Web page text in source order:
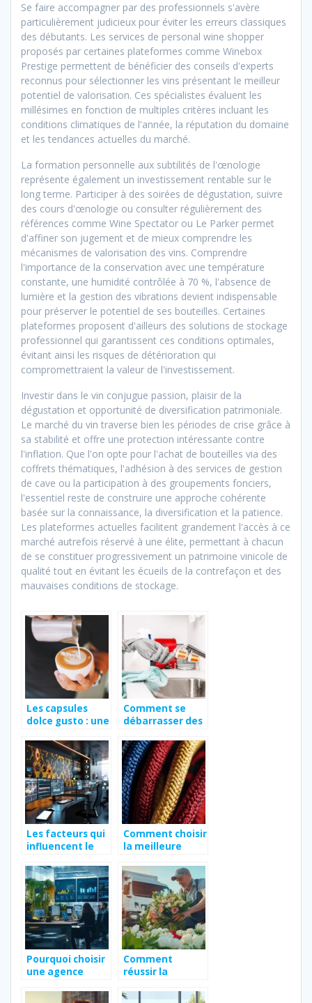
Se faire accompagner par des professionnels s'avère
particulièrement judicieux pour éviter les erreurs classiques
des débutants. Les services de personal wine shopper
proposés par certaines plateformes comme Winebox
Prestige permettent de bénéficier des conseils d'experts
reconnus pour sélectionner les vins présentant le meilleur
potentiel de valorisation. Ces spécialistes évaluent les
millésimes en fonction de multiples critères incluant les
conditions climatiques de l'année, la réputation du domaine
et les tendances actuelles du marché.
La formation personnelle aux subtilités de l'œnologie
représente également un investissement rentable sur le
long terme. Participer à des soirées de dégustation, suivre
des cours d'œnologie ou consulter régulièrement des
références comme Wine Spectator ou Le Parker permet
d'affiner son jugement et de mieux comprendre les
mécanismes de valorisation des vins. Comprendre
l'importance de la conservation avec une température
constante, une humidité contrôlée à 70 %, l'absence de
lumière et la gestion des vibrations devient indispensable
pour préserver le potentiel de ses bouteilles. Certaines
plateformes proposent d'ailleurs des solutions de stockage
professionnel qui garantissent ces conditions optimales,
évitant ainsi les risques de détérioration qui
compromettraient la valeur de l'investissement.
Investir dans le vin conjugue passion, plaisir de la
dégustation et opportunité de diversification patrimoniale.
Le marché du vin traverse bien les périodes de crise grâce à
sa stabilité et offre une protection intéressante contre
l'inflation. Que l'on opte pour l'achat de bouteilles via des
coffrets thématiques, l'adhésion à des services de gestion
de cave ou la participation à des groupements fonciers,
l'essentiel reste de construire une approche cohérente
basée sur la connaissance, la diversification et la patience.
Les plateformes actuelles facilitent grandement l'accès à ce
marché autrefois réservé à une élite, permettant à chacun
de se constituer progressivement un patrimoine vinicole de
qualité tout en évitant les écueils de la contrefaçon et des
mauvaises conditions de stockage.
Les capsules
dolce gusto : une
pause-cafe
inoubliable en
entreprise
Comment se
débarrasser des
des méthodes
professionnelles
Les facteurs qui
influencent le
vidéo
Comment choisir
la meilleure
pompier : guide
des
équipements
essentiels
Pourquoi choisir
une agence
projets web ?
Comment
réussir la
fleurs pour